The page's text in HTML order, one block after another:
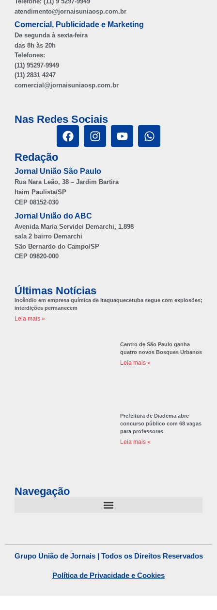
atendimento@jornaisuniaosp.com.br
Comercial, Publicidade e Marketing
De segunda à sexta-feira
das 8h às 20h
Telefones:
(11) 95297-9949
(11) 2831 4247
comercial@jornaisuniaosp.com.br
Nas Redes Sociais
Redação
Jornal União São Paulo
Rua Nara Leão, 38 – Jardim Bartira
Itaim Paulista/SP
CEP 08152-030
Jornal União do ABC
Avenida Maria Servidei Demarchi, 1.898
sala 2 bairro Demarchi
São Bernardo do Campo/SP
CEP 09820-000
Últimas Notícias
Incêndio em empresa química de Itaquaquecetuba segue com explosões;
interdições permanecem
Leia mais »
Centro de São Paulo ganha
quatro novos Bosques Urbanos
Leia mais »
Prefeitura de Diadema abre
concurso público com 68 vagas
para professores
Leia mais »
Navegação
Grupo União de Jornais | Todos os Direitos Reservados
Política de Privacidade e Cookies